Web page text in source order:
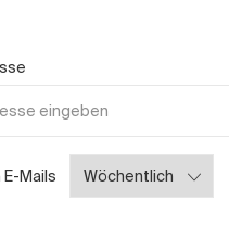
Mails Required